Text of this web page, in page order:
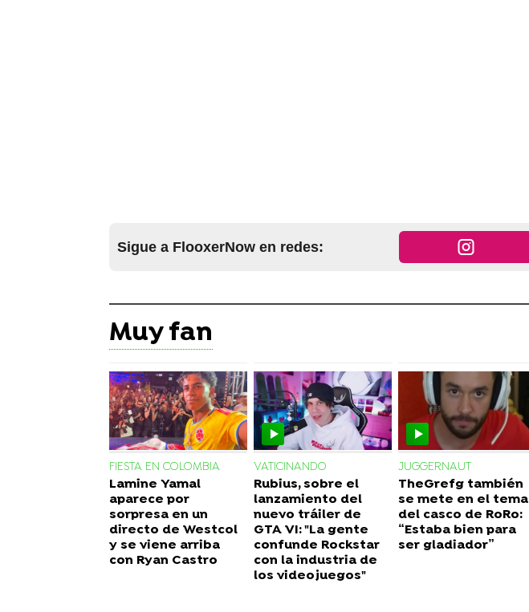
Sigue a FlooxerNow en redes:
Muy fan
FIESTA EN COLOMBIA
Lamine Yamal
aparece por
sorpresa en un
directo de Westcol
y se viene arriba
con Ryan Castro
VATICINANDO
Rubius, sobre el
lanzamiento del
nuevo tráiler de
GTA VI: "La gente
confunde Rockstar
con la industria de
los videojuegos"
JUGGERNAUT
TheGrefg también
se mete en el tema
del casco de RoRo:
“Estaba bien para
ser gladiador”